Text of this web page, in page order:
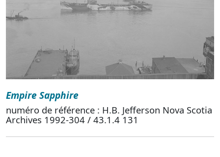
Empire Sapphire
numéro de référence : H.B. Jefferson Nova Scotia
Archives 1992-304 / 43.1.4 131